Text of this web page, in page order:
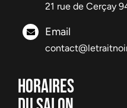
21 rue de Cerçay
Email
HORAIRES